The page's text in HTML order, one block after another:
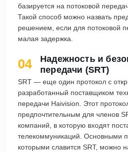
базируется на потоковой
Такой способ можно назвать
решением, если для потоковой
малая задержка.
04
Надежность и
передачи (SRT)
SRT — еще один протокол с
разработанный поставщиком
передачи Haivision. Этот
предпочтительным для членов
компаний, в которую входят
телекоммуникаций. Основными
которыми славится SRT, можно